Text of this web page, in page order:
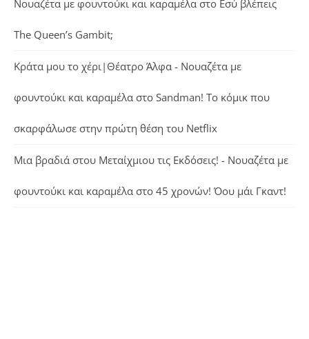
Νουαζέτα με φουντούκι και καραμέλα στο Εσύ βλέπεις
The Queen’s Gambit;
Κράτα μου το χέρι|Θέατρο Άλφα - Νουαζέτα με
φουντούκι και καραμέλα στο Sandman! Το κόμικ που
σκαρφάλωσε στην πρώτη θέση του Netflix
Μια βραδιά στου Μεταίχμιου τις Εκδόσεις! - Νουαζέτα με
φουντούκι και καραμέλα στο 45 χρονών! Όου μάι Γκαντ!